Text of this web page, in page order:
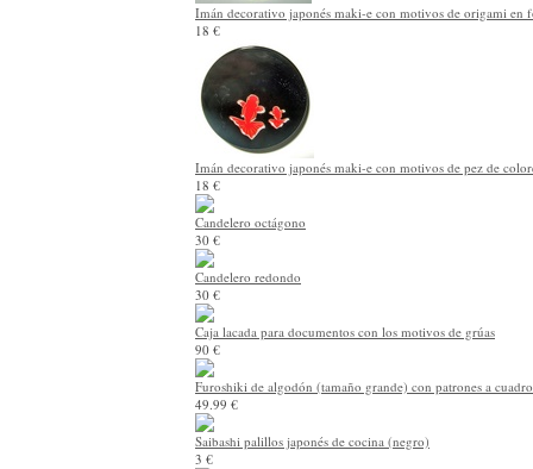
Imán decorativo japonés maki-e con motivos de origami en
18 €
Imán decorativo japonés maki-e con motivos de pez de
18 €
Candelero octágono
30 €
Candelero redondo
30 €
Caja lacada para documentos con los motivos de grúas
90 €
Furoshiki de algodón (tamaño grande) con patrones a
49.99 €
Saibashi palillos japonés de cocina (negro)
3 €